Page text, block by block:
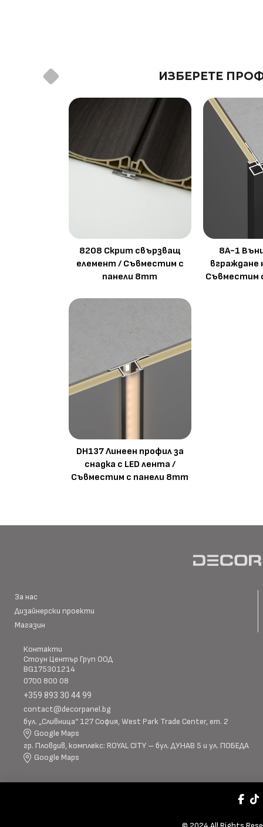
Метод на
снаждане
Фрезовано снаждане /
ИЗБЕРЕТЕ
8208 Скрит свързващ
елемент / Съвместим с
панели 8mm
8A-1
вграждане
Съвместим
DH137 Линеен профил за
снадка с LED лента /
Съвместим с панели 8mm
За нас
Дизайнерски проекти
Магазин
Контакти
Стоун Център Груп ООД
BG175301214
0700 800 08
+359 893 30 44 99
contact@decorpanel.bg
бул. „Сливница“ 127 София, West Park Trade Center, ет. 2
Google Maps
гр. Пловдив, комплекс: ROYAL CITY – бул. ДУНАВ 5 и ул. ПОБЕДА
Google Maps